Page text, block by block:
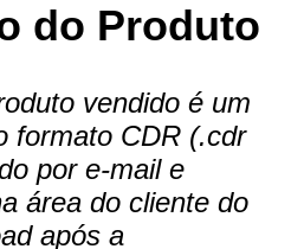
do Produto
vendido é um
formato CDR (.cdr
por e-mail e
área do cliente do
após a